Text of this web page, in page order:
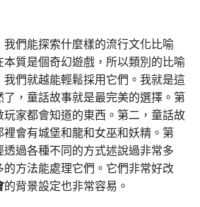
們能探索什麼樣的流行文化比喻
本質是個奇幻遊戲，所以類別的比喻
們就越能輕鬆採用它們。我就是這
了，童話故事就是最完美的選擇。第
家都會知道的東西。第二，童話故
會有城堡和龍和女巫和妖精。第
過各種不同的方式述說過非常多
方法能處理它們。它們非常好改
的背景設定也非常容易。